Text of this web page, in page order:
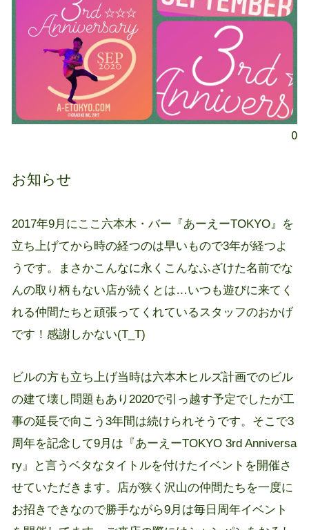
0
お知らせ
2017年9月にここ六本木・バー『あーえーTOKYO』を
立ち上げてから時の経つのは早いもので3年が経つよ
うです。まさかこんなに永くこんなふざけた名前でな
んの取り柄もない店が続くとは…いつも遊びに来てく
れる仲間たちと頑張ってくれているスタッフのおかげ
です！感謝しかない(T_T)
ビルの方も立ち上げ当時は六本木ヒルズ計画でのビル
の建て壊し問題もあり2020で引っ越す予定でしたが工
事の延長で向こう3年間は続けられそうです。そこで3
周年を記念して9月は『あーえーTOKYO 3rd Anniversa
ry』と言うベタなタイトルを付けたイベントを開催さ
せていただきます。店が狭く沢山の仲間たちを一度に
お招きできなので勝手ながら9月は毎日周年イベント